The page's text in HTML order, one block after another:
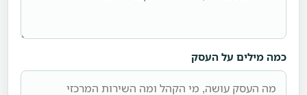
כמה מילים על העסק